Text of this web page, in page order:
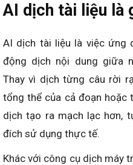
AI dịch tài liệu là
AI dịch tài liệu là việc ứng
động dịch nội dung giữa
Thay vì dịch từng câu rời
tổng thể của cả đoạn hoặc
dịch tạo ra mạch lạc hơn,
đích sử dụng thực tế.
Khác với công cụ dịch máy